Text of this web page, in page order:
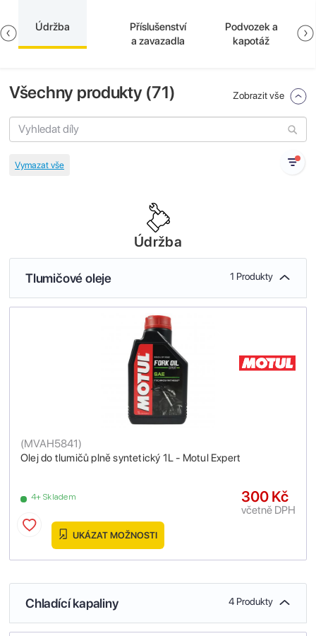
Údržba
Příslušenství
a zavazadla
Podvozek a
kapotáž
Všechny produkty (71) Zobrazit vše
Údržba
Tlumičové oleje 1 Produkty
Olej do tlumičů plně syntetický 1L - Motul Expert
(MVAH5841)
4+ Skladem 300 Kč
včetně DPH
UKÁZAT MOŽNOSTI
Chladící kapaliny 4 Produkty